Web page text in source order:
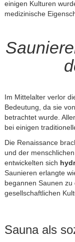
einigen Kulturen
medizinische
Im Mittelalter verlor
Bedeutung, da sie
betrachtet wurde.
bei einigen
Die Renaissance
und der
entwickelten sich
Saunieren erlangte
begannen Saunen
gesellschaftlichen
Sauna als